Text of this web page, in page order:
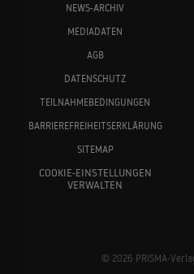
NEWS-ARCHIV
MEDIADATEN
AGB
DATENSCHUTZ
TEILNAHMEBEDINGUNGEN
BARRIEREFREIHEITSERKLÄRUNG
SITEMAP
COOKIE-EINSTELLUNGEN
VERWALTEN
© 2026 PRISMA-